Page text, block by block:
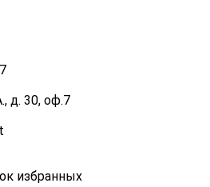
д. 30, оф.7
избранных